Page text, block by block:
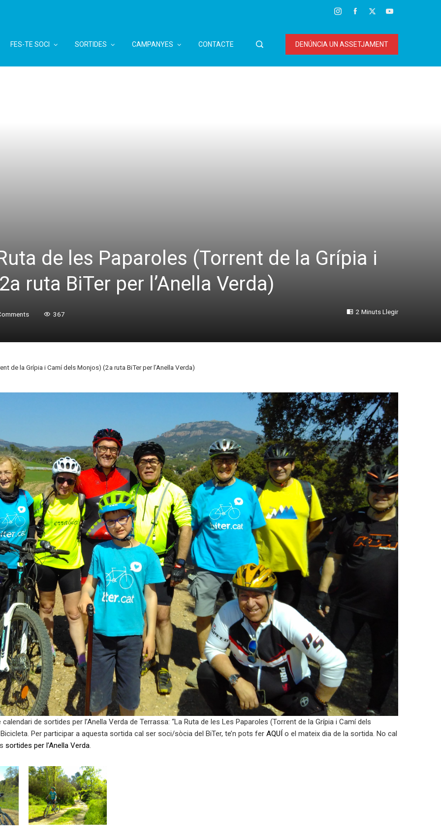
FES-TE SOCI SORTIDES CAMPANYES CONTACTE DENÚNCIA UN ASSETJAMENT
de les Paparoles (Torrent de la Grípia i
ruta BiTer per l’Anella Verda)
367 2 Minuts Llegir
de la Grípia i Camí dels Monjos) (2a ruta BiTer per l’Anella Verda)
de sortides per l’Anella Verda de Terrassa: “La Ruta de les Les Paparoles (Torrent de la Grípia i Camí dels
Per participar a aquesta sortida cal ser soci/sòcia del BiTer, te’n pots fer AQUÍ o el mateix dia de la sortida. No cal
sortides per l’Anella Verda.